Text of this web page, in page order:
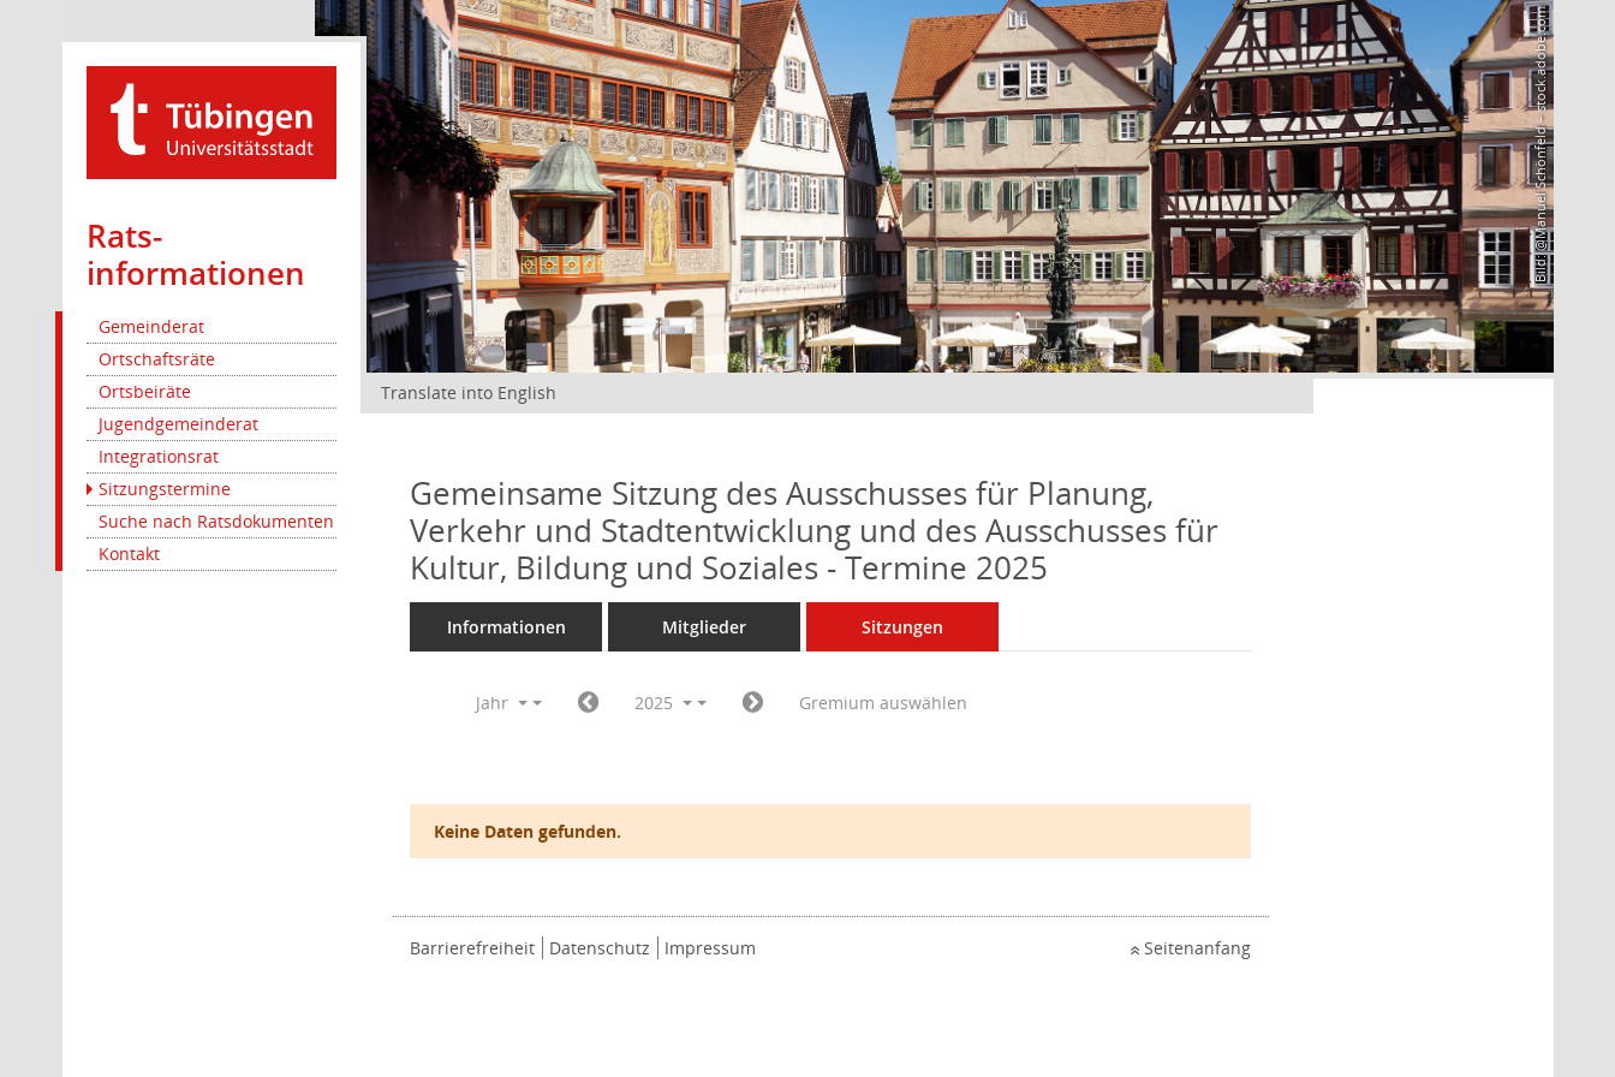
Rats­
informationen
Gemeinderat
Ortschaftsräte
Ortsbeiräte
Jugendgemeinderat
Integrationsrat
Sitzungstermine
Suche nach Ratsdokumenten
Kontakt
Bild: @Manuel Schönfeld – stock.adobe.com
Translate into English
Gemeinsame Sitzung des Ausschusses für Planung,
Verkehr und Stadtentwicklung und des Ausschusses für
Kultur, Bildung und Soziales - Termine 2025
Informationen Mitglieder Sitzungen
Jahr 2025 Gremium auswählen
Keine Daten gefunden.
Barrierefreiheit Datenschutz Impressum Seitenanfang